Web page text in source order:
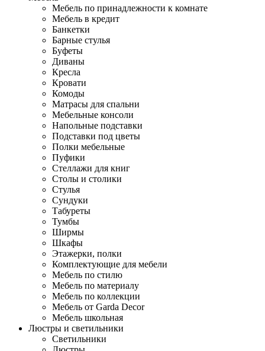
Мебель по принадлежности к комнате
Мебель в кредит
Банкетки
Барные стулья
Буфеты
Диваны
Кресла
Кровати
Комоды
Матрасы для спальни
Мебельные консоли
Напольные подставки
Подставки под цветы
Полки мебельные
Пуфики
Стеллажи для книг
Столы и столики
Стулья
Сундуки
Табуреты
Тумбы
Ширмы
Шкафы
Этажерки, полки
Комплектующие для мебели
Мебель по стилю
Мебель по материалу
Мебель по коллекции
Мебель от Garda Decor
Мебель школьная
Люстры и светильники
Светильники